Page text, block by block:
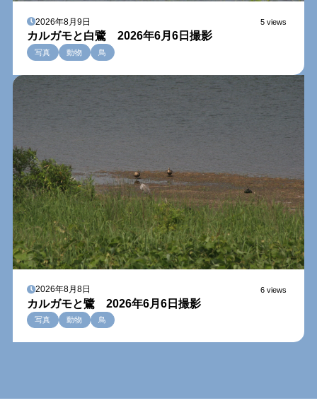
2026年8月9日 5 views
カルガモと白鷺 2026年6月6日撮影
写真 動物 鳥
2026年8月8日 6 views
カルガモと鷺 2026年6月6日撮影
写真 動物 鳥